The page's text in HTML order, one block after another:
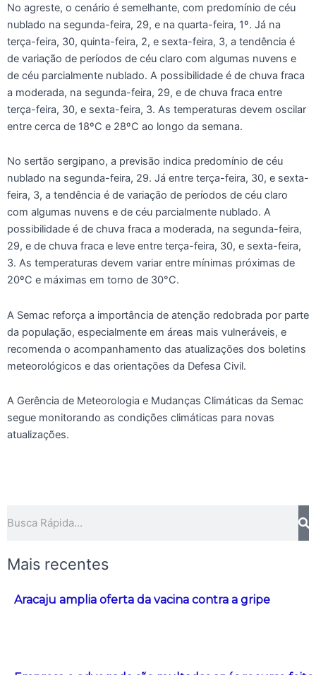
No agreste, o cenário é semelhante, com predomínio de céu
nublado na segunda-feira, 29, e na quarta-feira, 1º. Já na
terça-feira, 30, quinta-feira, 2, e sexta-feira, 3, a tendência é
de variação de períodos de céu claro com algumas nuvens e
de céu parcialmente nublado. A possibilidade é de chuva fraca
a moderada, na segunda-feira, 29, e de chuva fraca entre
terça-feira, 30, e sexta-feira, 3. As temperaturas devem oscilar
entre cerca de 18ºC e 28ºC ao longo da semana.
No sertão sergipano, a previsão indica predomínio de céu
nublado na segunda-feira, 29. Já entre terça-feira, 30, e sexta-
feira, 3, a tendência é de variação de períodos de céu claro
com algumas nuvens e de céu parcialmente nublado. A
possibilidade é de chuva fraca a moderada, na segunda-feira,
29, e de chuva fraca e leve entre terça-feira, 30, e sexta-feira,
3. As temperaturas devem variar entre mínimas próximas de
20ºC e máximas em torno de 30°C.
A Semac reforça a importância de atenção redobrada por parte
da população, especialmente em áreas mais vulneráveis, e
recomenda o acompanhamento das atualizações dos boletins
meteorológicos e das orientações da Defesa Civil.
A Gerência de Meteorologia e Mudanças Climáticas da Semac
segue monitorando as condições climáticas para novas
atualizações.
Mais recentes
Aracaju amplia oferta da vacina contra a gripe